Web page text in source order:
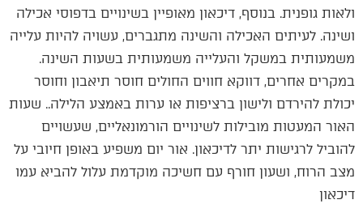
ולאות גופנית. בנוסף, דיכאון מאופיין בשינויים בדפוסי אכילה
ושינה. לעיתים האכילה והשינה מתגברים, עשויה להיות עלייה
משמעותית במשקל והעלייה משמעותית בשעות השינה.
במקרים אחרים, דווקא חווים החולים חוסר תיאבון וחוסר
יכולת להירדם ולישון ברציפות או ערות באמצע הלילה.. שעות
האור המעטות מובילות לשינויים הורמונאליים, שעשויים
להוביל לרגישות יתר לדיכאון. אור יום משפיע באופן חיובי על
מצב הרוח, ושעון חורף עם חשיכה מוקדמת עלול להביא עמו
דיכאון